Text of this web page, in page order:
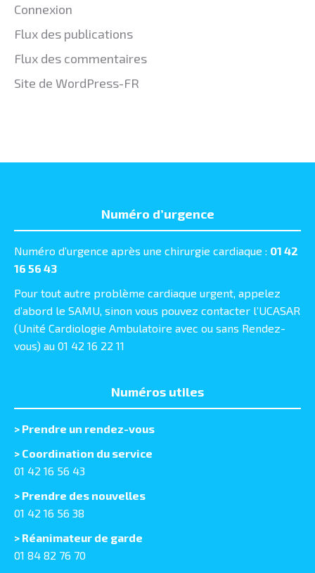
Connexion
Flux des publications
Flux des commentaires
Site de WordPress-FR
Numéro d’urgence
Numéro d’urgence après une chirurgie cardiaque : 01 42
16 56 43
Pour tout autre problème cardiaque urgent, appelez
d’abord le SAMU, sinon vous pouvez contacter l’UCASAR
(Unité Cardiologie Ambulatoire avec ou sans Rendez-
vous) au 01 42 16 22 11
Numéros utiles
> Prendre un rendez-vous
> Coordination du service
01 42 16 56 43
> Prendre des nouvelles
01 42 16 56 38
> Réanimateur de garde
01 84 82 76 70